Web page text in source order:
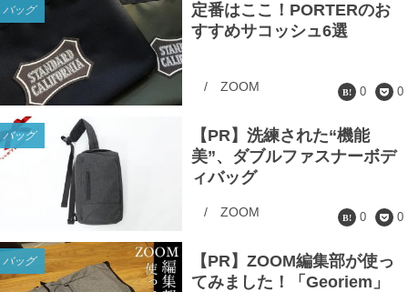
バッグ
定番はここ！PORTERのお
すすめサコッシュ6選
/ ZOOM 0 0
バッグ
【PR】洗練された“機能
美”、ダブルファスナーボデ
ィバッグ
/ ZOOM 0 0
バッグ
【PR】ZOOM編集部が使っ
てみました！「Georiem」